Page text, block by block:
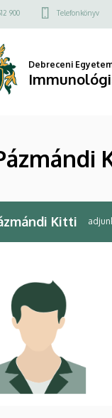
900 Telefonkönyv
Debreceni
Kitti